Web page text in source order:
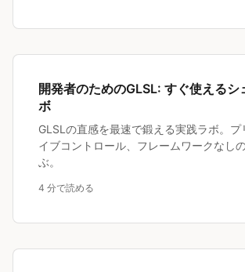
開発者のためのGLSL: すぐ使えるシ
ボ
GLSLの直感を最速で鍛える実践ラボ。プ
イブコントロール、フレームワークなし
ぶ。
4 分で読める